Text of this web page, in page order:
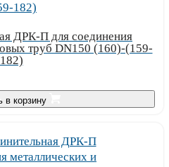
ДРК-П для соединения
труб DN150 (160)-(159-
182)
в корзину